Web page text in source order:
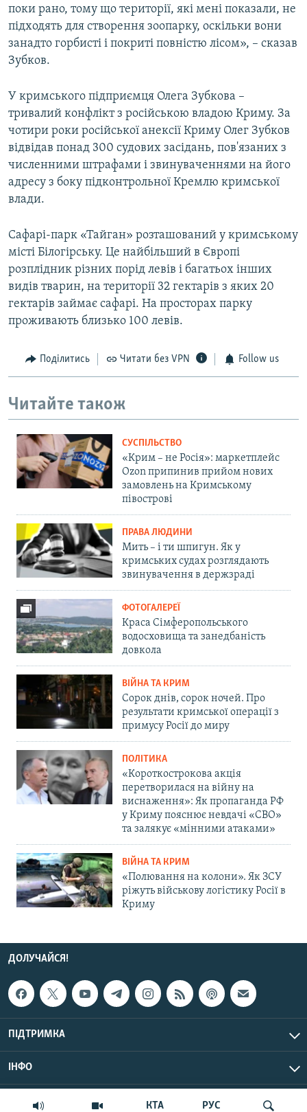
КТА РУС
поки рано, тому що території, які мені показали, не
підходять для створення зоопарку, оскільки вони
занадто горбисті і покриті повністю лісом», – сказав
Зубков.
У кримського підприємця Олега Зубкова –
тривалий конфлікт з російською владою Криму. За
чотири роки російської анексії Криму Олег Зубков
відвідав понад 300 судових засідань, пов'язаних з
численними штрафами і звинуваченнями на його
адресу з боку підконтрольної Кремлю кримської
влади.
Сафарі-парк «Тайган» розташований у кримському
місті Білогірську. Це найбільший в Європі
розплідник різних порід левів і багатьох інших
видів тварин, на території 32 гектарів з яких 20
гектарів займає сафарі. На просторах парку
проживають близько 100 левів.
Поділитись Читати без VPN Follow us
Читайте також
СУСПІЛЬСТВО
«Крим – не Росія»: маркетплейс
Ozon припинив прийом нових
замовлень на Кримському
півострові
ПРАВА ЛЮДИНИ
Мить – і ти шпигун. Як у
кримських судах розглядають
звинувачення в держзраді
ФОТОГАЛЕРЕЇ
Краса Сімферопольського
водосховища та занедбаність
довкола
ВІЙНА ТА КРИМ
Сорок днів, сорок ночей. Про
результати кримської операції з
примусу Росії до миру
ПОЛІТИКА
«Короткострокова акція
перетворилася на війну на
виснаження»: Як пропаганда РФ
у Криму пояснює невдачі «СВО»
та залякує «мінними атаками»
ВІЙНА ТА КРИМ
«Полювання на колони». Як ЗСУ
ріжуть військову логістику Росії в
Криму
ДОЛУЧАЙСЯ!
ПІДТРИМКА
ІНФО
© Крим.Реалії, 2026 | Усі права застережено.